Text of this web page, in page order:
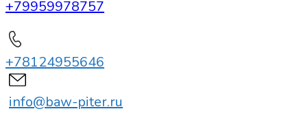
+79959978757
+78124955646
info@baw-piter.ru